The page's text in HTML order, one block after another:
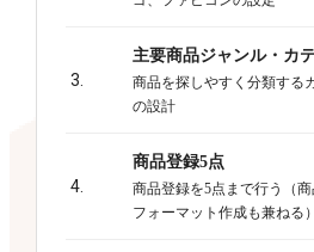
3.
主要商品ジャンル・カ
商品を探しやすく分類する
の設計
4.
商品登録5点
商品登録を5点まで行う（
フォーマット作成も兼ねる）